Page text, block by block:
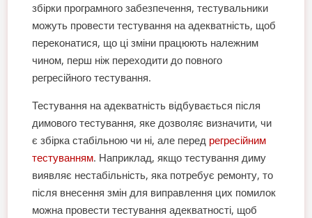
збірки програмного забезпечення, тестувальники
можуть провести тестування на адекватність, щоб
переконатися, що ці зміни працюють належним
чином, перш ніж переходити до повного
регресійного тестування.
Тестування на адекватність відбувається після
димового тестування, яке дозволяє визначити, чи
є збірка стабільною чи ні, але перед регресійним
тестуванням. Наприклад, якщо тестування диму
виявляє нестабільність, яка потребує ремонту, то
після внесення змін для виправлення цих помилок
можна провести тестування адекватності, щоб